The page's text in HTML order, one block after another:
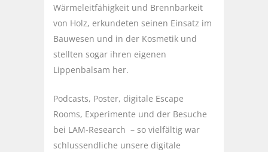
Wärmeleitfähigkeit und Brennbarkeit
von Holz, erkundeten seinen Einsatz im
Bauwesen und in der Kosmetik und
stellten sogar ihren eigenen
Lippenbalsam her.
Podcasts, Poster, digitale Escape
Rooms, Experimente und der Besuche
bei LAM-Research – so vielfältig war
schlussendliche unsere digitale